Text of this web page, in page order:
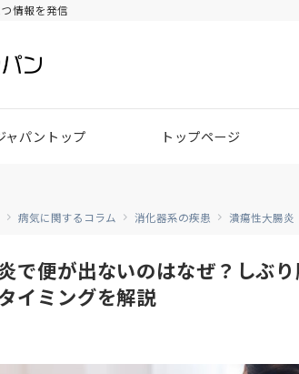
情報を発信
ャパントップ トップページ
病気に関するコラム 消化器系の疾患 潰瘍性大腸炎
で便が出ないのはなぜ？しぶ
イミングを解説